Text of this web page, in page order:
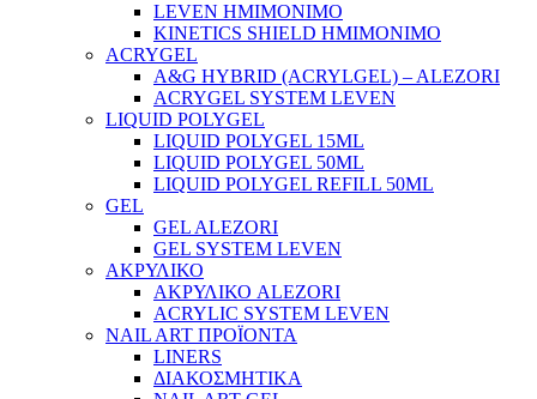
LEVEN ΗΜΙΜΟΝΙΜΟ
KINETICS SHIELD ΗΜΙΜΟΝΙΜΟ
ACRYGEL
A&G HYBRID (ACRYLGEL) – ALEZORI
ACRYGEL SYSTEM LEVEN
LIQUID POLYGEL
LIQUID POLYGEL 15ML
LIQUID POLYGEL 50ML
LIQUID POLYGEL REFILL 50ML
GEL
GEL ALEZORI
GEL SYSTEM LEVEN
ΑΚΡΥΛΙΚΟ
ΑΚΡΥΛΙΚΟ ALEZORI
ACRYLIC SYSTEM LEVEN
NAIL ART ΠΡΟΪΟΝΤΑ
LINERS
ΔΙΑΚΟΣΜΗΤΙΚΑ